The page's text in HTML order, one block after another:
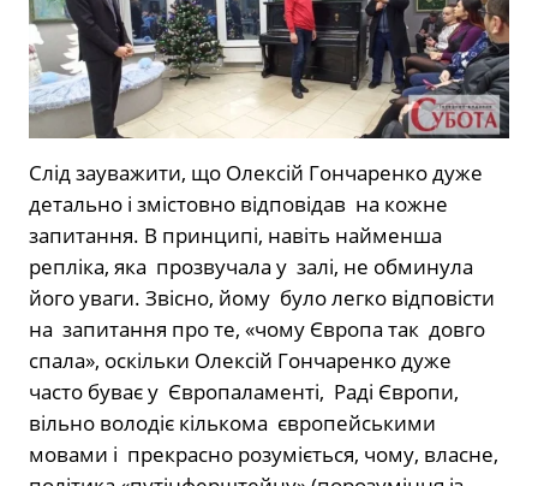
Слід зауважити, що Олексій Гончаренко дуже
детально і змістовно відповідав на кожне
запитання. В принципі, навіть найменша
репліка, яка прозвучала у залі, не обминула
його уваги. Звісно, йому було легко відповісти
на запитання про те, «чому Європа так довго
спала», оскільки Олексій Гончаренко дуже
часто буває у Європаламенті, Раді Європи,
вільно володіє кількома європейськими
мовами і прекрасно розуміється, чому, власне,